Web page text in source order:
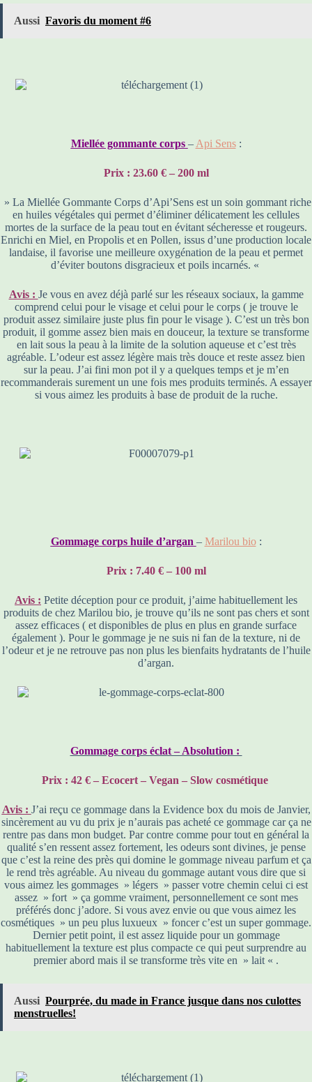
Aussi Favoris du moment #6
Miellée gommante corps – Api Sens:
Prix : 23.60 € – 200 ml
» La Miellée Gommante Corps d’Api’Sens est un soin gommant riche
en huiles végétales qui permet d’éliminer délicatement les cellules
mortes de la surface de la peau tout en évitant sécheresse et rougeurs.
Enrichi en Miel, en Propolis et en Pollen, issus d’une production locale
landaise, il favorise une meilleure oxygénation de la peau et permet
d’éviter boutons disgracieux et poils incarnés. «
Avis : Je vous en avez déjà parlé sur les réseaux sociaux, la gamme
comprend celui pour le visage et celui pour le corps ( je trouve le
produit assez similaire juste plus fin pour le visage ). C’est un très bon
produit, il gomme assez bien mais en douceur, la texture se transforme
en lait sous la peau à la limite de la solution aqueuse et c’est très
agréable. L’odeur est assez légère mais très douce et reste assez bien
sur la peau. J’ai fini mon pot il y a quelques temps et je m’en
recommanderais surement un une fois mes produits terminés. A essayer
si vous aimez les produits à base de produit de la ruche.
Gommage corps huile d’argan – Marilou bio:
Prix : 7.40 € – 100 ml
Avis : Petite déception pour ce produit, j’aime habituellement les
produits de chez Marilou bio, je trouve qu’ils ne sont pas chers et sont
assez efficaces ( et disponibles de plus en plus en grande surface
également ). Pour le gommage je ne suis ni fan de la texture, ni de
l’odeur et je ne retrouve pas non plus les bienfaits hydratants de l’huile
d’argan.
Gommage corps éclat – Absolution :
Prix : 42 € – Ecocert – Vegan – Slow cosmétique
Avis : J’ai reçu ce gommage dans la Evidence box du mois de Janvier,
sincèrement au vu du prix je n’aurais pas acheté ce gommage car ça ne
rentre pas dans mon budget. Par contre comme pour tout en général la
qualité s’en ressent assez fortement, les odeurs sont divines, je pense
que c’est la reine des près qui domine le gommage niveau parfum et ça
le rend très agréable. Au niveau du gommage autant vous dire que si
vous aimez les gommages » légers » passer votre chemin celui ci est
assez » fort » ça gomme vraiment, personnellement ce sont mes
préférés donc j’adore. Si vous avez envie ou que vous aimez les
cosmétiques » un peu plus luxueux » foncer c’est un super gommage.
Dernier petit point, il est assez liquide pour un gommage
habituellement la texture est plus compacte ce qui peut surprendre au
premier abord mais il se transforme très vite en » lait « .
Aussi Pourprée, du made in France jusque dans nos culottes
menstruelles!